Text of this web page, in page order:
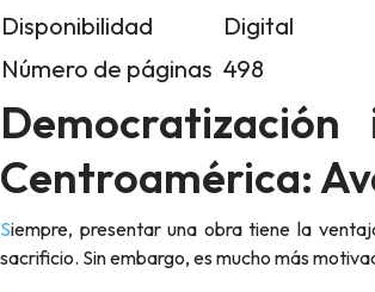
Disponibilidad
Digital
Número de páginas 498
Centroamérica:
Siempre, presentar una obra tiene la ventaja de pronunciarse sobre el producto de muchas horas de trabajo, de estudio y de
sacrificio. Sin embargo, es mucho más